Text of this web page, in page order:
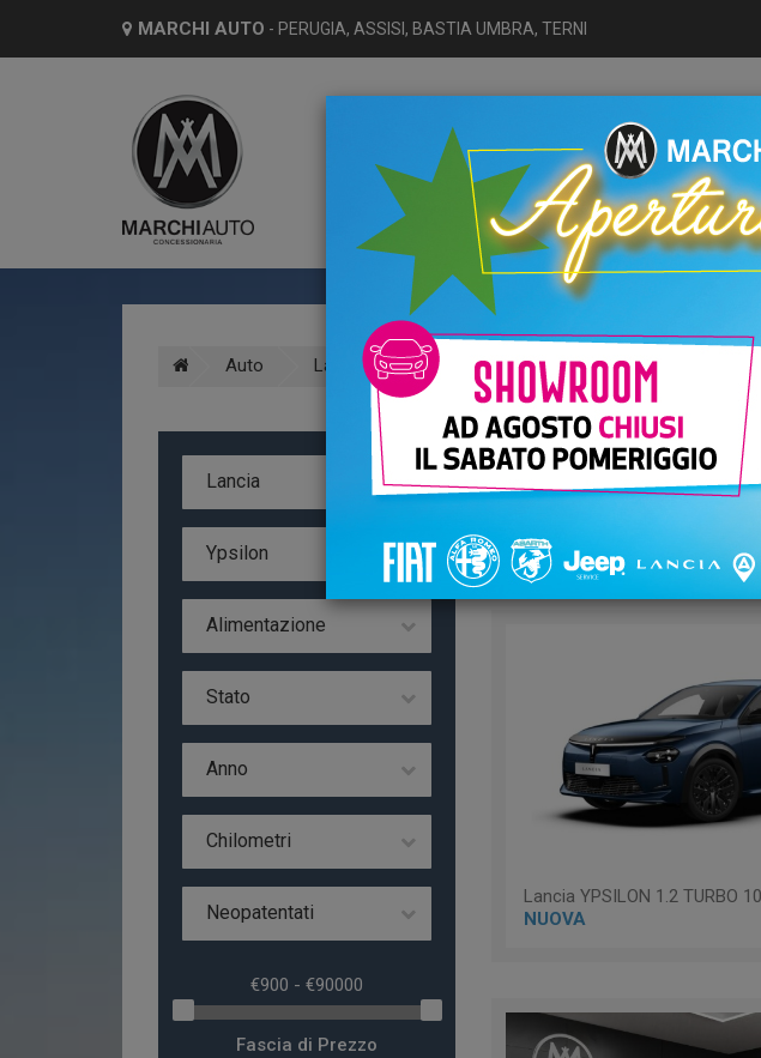
MARCHI AUTO - PERUGIA, ASSISI, BASTIA UMBRA, TERNI
HOME USATO NUOVO
Auto Lancia Ypsilon
Lancia
Ypsilon
Alimentazione
Stato
Anno
Chilometri
Neopatentati
Fascia di Prezzo
AUTO LANCIA
Da 1 - 10 di 10
NUOVA